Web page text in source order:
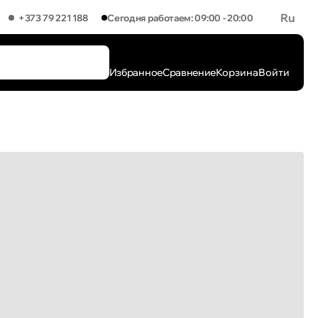
+373 79 221 188 Сегодня работаем: 09:00 - 20:00 Ru
ИзбранноеСравнениеКорзинаВойти